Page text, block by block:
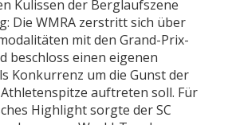
Kulissen der Berglaufszene
Die WMRA zerstritt sich über
mit den Grand-Prix-
beschloss einen eigenen
Konkurrenz um die Gunst der
auftreten soll. Für
Highlight sorgte der SC